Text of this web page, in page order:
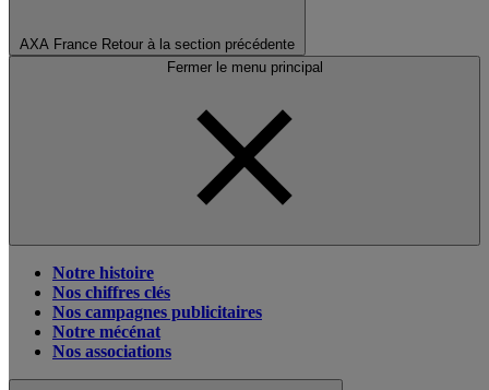
AXA France Retour à la section précédente
Fermer le menu principal
Notre histoire
Nos chiffres clés
Nos campagnes publicitaires
Notre mécénat
Nos associations